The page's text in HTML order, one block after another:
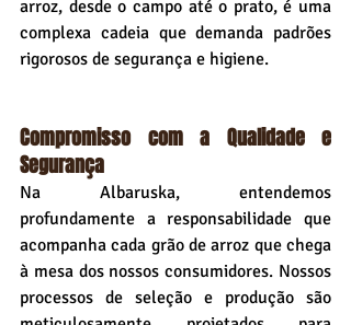
arroz, desde o campo até o prato, é uma
complexa cadeia que demanda padrões
rigorosos de segurança e higiene.
Compromisso com a Qualidade e
Segurança
Na Albaruska, entendemos
profundamente a responsabilidade que
acompanha cada grão de arroz que chega
à mesa dos nossos consumidores. Nossos
processos de seleção e produção são